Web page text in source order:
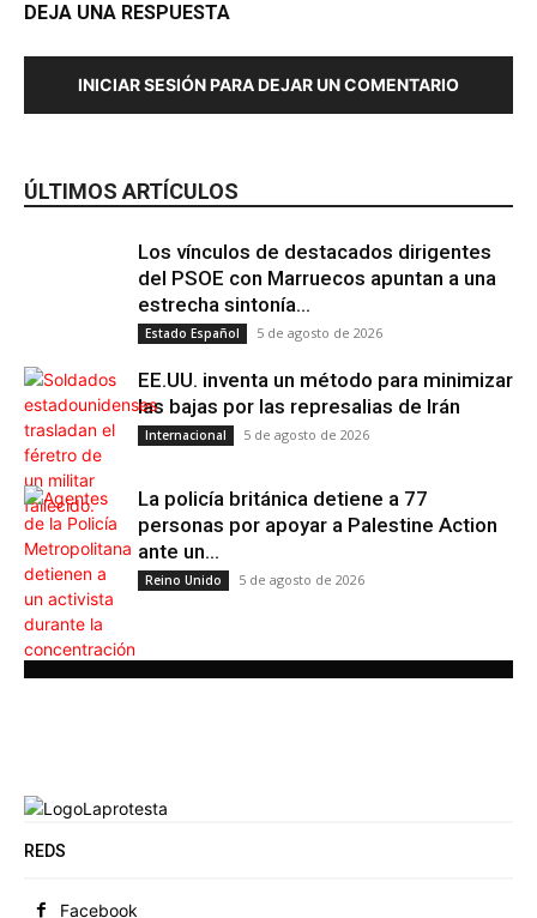
DEJA UNA RESPUESTA
INICIAR SESIÓN PARA DEJAR UN COMENTARIO
ÚLTIMOS ARTÍCULOS
Los vínculos de destacados dirigentes
del PSOE con Marruecos apuntan a una
estrecha sintonía...
Estado Español 5 de agosto de 2026
EE.UU. inventa un método para minimizar
las bajas por las represalias de Irán
Internacional 5 de agosto de 2026
La policía británica detiene a 77
personas por apoyar a Palestine Action
ante un...
Reino Unido 5 de agosto de 2026
REDS
Facebook